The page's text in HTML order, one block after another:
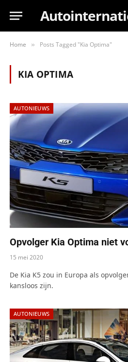
Home » Posts Tagged "Kia Optima"
KIA OPTIMA
AUTONIEUWS
Opvolger Kia Optima niet
15 mei 2020
De Kia K5 zou in Europa als
kansloos zijn.
AUTONIEUWS